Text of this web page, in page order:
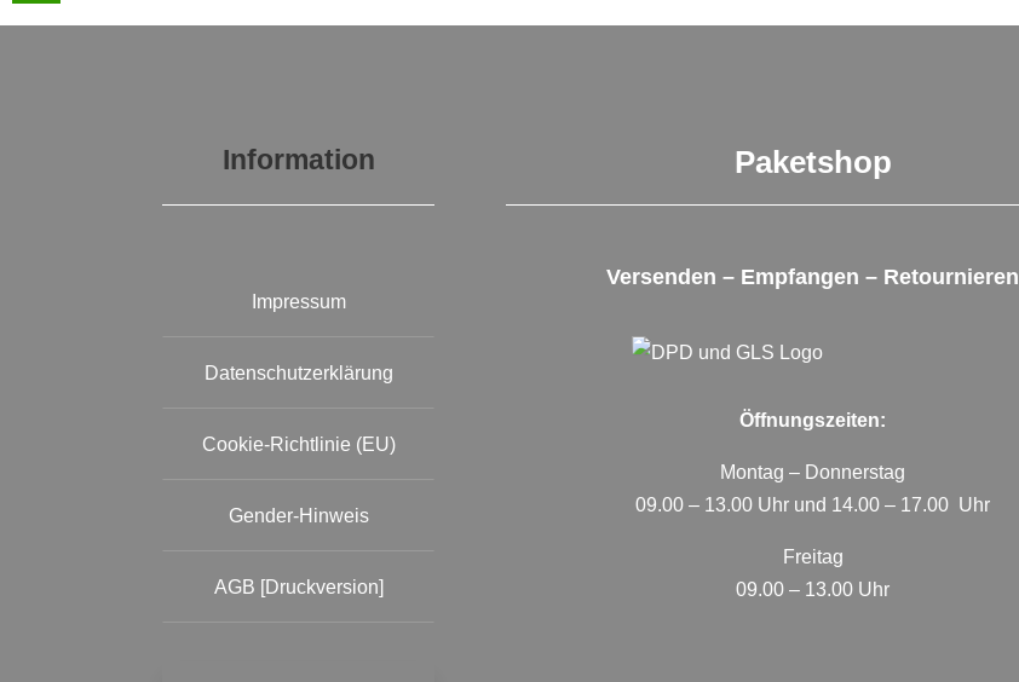
Information
Impressum
Datenschutzerklärung
Cookie-Richtlinie (EU)
Gender-Hinweis
AGB [Druckversion]
Paketshop
Versenden – Empfangen – Retournieren
Öffnungszeiten:
Montag – Donnerstag
09.00 – 13.00 Uhr und 14.00 – 17.00 Uhr
Freitag
09.00 – 13.00 Uhr